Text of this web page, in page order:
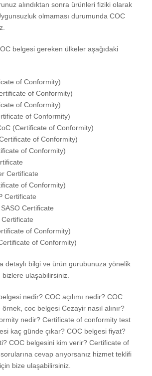
alındıktan sonra ürünleri fiziki olarak
olmaması durumunda COC
belgesi gereken ülkeler aşağıdaki
of Conformity)
of Conformity)
of Conformity)
of Conformity)
(Certificate of Conformity)
of Conformity)
of Conformity)
Certificate
of Conformity)
Certificate
Certificate
of Conformity)
of Conformity)
detaylı bilgi ve ürün gurubunuza yönelik
ulaşabilirsiniz.
nedir? COC açılımı nedir? COC
coc belgesi Cezayir nasıl alınır?
nedir? Certificate of conformity test
kaç günde çıkar? COC belgesi fiyat?
COC belgesini kim verir? Certificate of
cevap arıyorsanız hizmet teklifi
bize ulaşabilirsiniz.